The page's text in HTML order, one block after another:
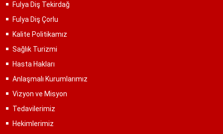
Fulya Diş Tekirdağ
Fulya Diş Çorlu
Kalite Politikamız
Sağlık Turizmi
Hasta Hakları
Anlaşmalı Kurumlarımız
Vizyon ve Misyon
Tedavilerimiz
Hekimlerimiz